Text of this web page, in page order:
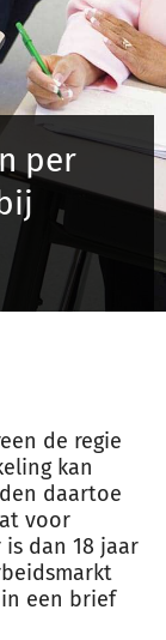
per
de regie
kan
daartoe
voor
dan 18 jaar
een brief